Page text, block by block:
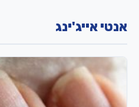
אנטי אייג'ינג